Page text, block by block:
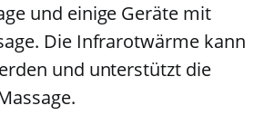
und einige Geräte mit
Die Infrarotwärme kann
und unterstützt die